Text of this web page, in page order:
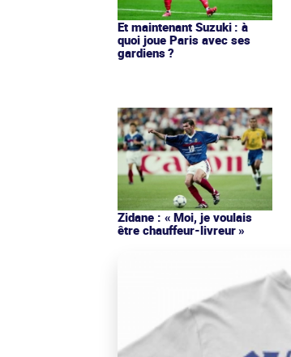
Et maintenant Suzuki : à
quoi joue Paris avec ses
gardiens ?
Zidane : « Moi, je voulais
être chauffeur-livreur »